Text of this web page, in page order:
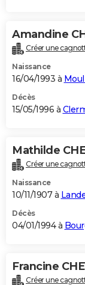
Amandine
Créer une
Naissance
16/04/1993 à
Décès
15/05/1996 à
Mathilde
Créer une
Naissance
10/11/1907 à
Décès
04/01/1994 à
Francine
Créer une